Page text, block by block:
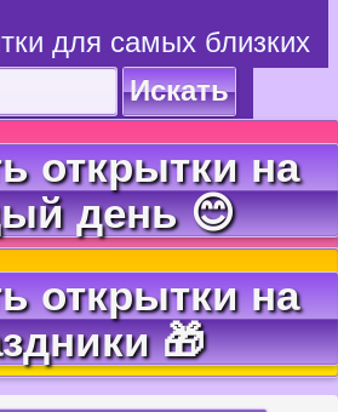
для самых близких
Искать
открытки на
день 😊
открытки на
🎁